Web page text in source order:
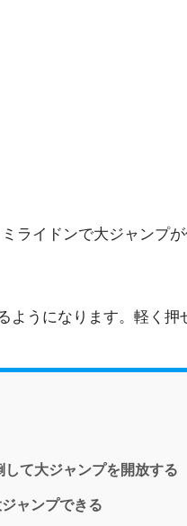
ライドンで大ジャンプが
うになります。軽く押
て大ジャンプを開放する
ャンプできる